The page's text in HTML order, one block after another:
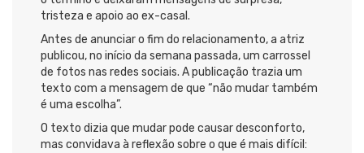
tristeza e apoio ao ex-casal.
Antes de anunciar o fim do relacionamento, a atriz
publicou, no início da semana passada, um carrossel
de fotos nas redes sociais. A publicação trazia um
texto com a mensagem de que “não mudar também
é uma escolha”.
O texto dizia que mudar pode causar desconforto,
mas convidava à reflexão sobre o que é mais difícil: